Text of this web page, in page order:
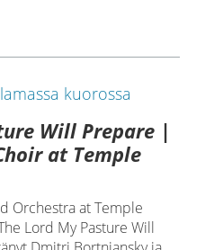
Will Prepare |
at Temple
Orchestra at Temple
Lord My Pasture Will